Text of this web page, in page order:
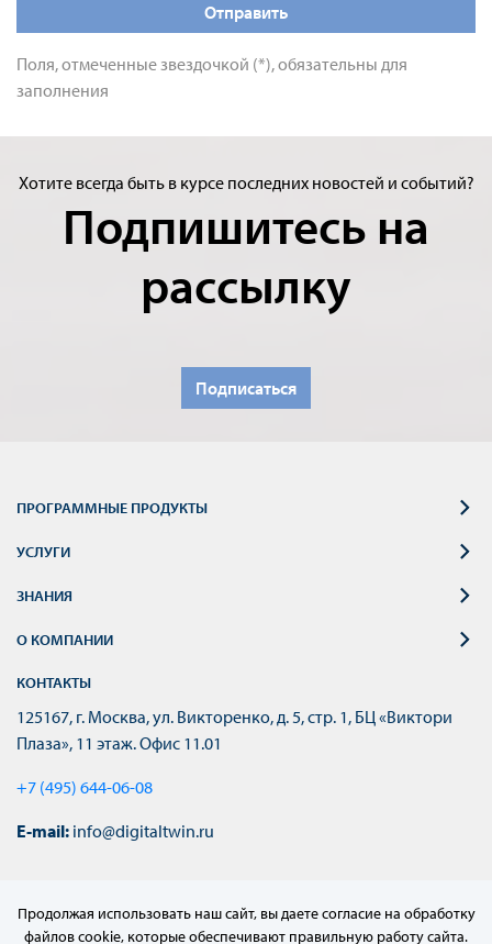
Отправить
Поля, отмеченные звездочкой (*), обязательны для
заполнения
Хотите всегда быть в курсе последних новостей и событий?
Подпишитесь на
рассылку
Подписаться
ПРОГРАММНЫЕ ПРОДУКТЫ
УСЛУГИ
ЗНАНИЯ
О КОМПАНИИ
КОНТАКТЫ
125167, г. Москва, ул. Викторенко, д. 5, стр. 1, БЦ «Виктори
Плаза», 11 этаж. Офис 11.01
+7 (495) 644-06-08
E-mail: info@digitaltwin.ru
Продолжая использовать наш сайт, вы даете согласие на обработку
файлов cookie, которые обеспечивают правильную работу сайта.